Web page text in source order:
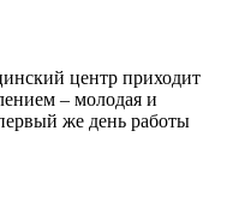
центр приходит
– молодая и
же день работы